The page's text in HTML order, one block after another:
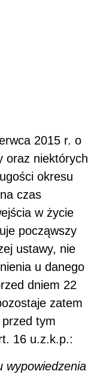
2015 r. o
oraz niektórych
okresu
czas
w życie
począwszy
ustawy, nie
u danego
dniem 22
zatem
tym
16 u.z.k.p.:
wypowiedzenia